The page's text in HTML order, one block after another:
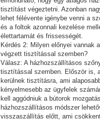
tisztítást végeztetni. Azonban
lehet félévente igénybe venni a
és a foltok azonnali kezelése
élettartamát és frissességét.
Kérdés 2: Milyen előnyei vannak
végzett tisztítással szemben?
Válasz: A házhozszállításos
tisztítással szemben. Először is,
kerülnek tisztításra, ami
kényelmesebb az ügyfelek
kell aggódniuk a bútorok
házhozszállításos módszer
visszaszállítás előtt, ami